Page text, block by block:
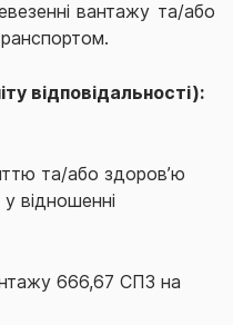
вантажу та/або
відповідальності):
та/або здоров’ю
відношенні
666,67 СПЗ на